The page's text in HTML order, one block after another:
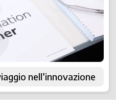
nell’innovazione